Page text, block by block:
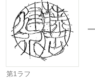
第1ラフ